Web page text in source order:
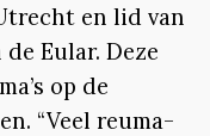
en lid van
Eular. Deze
op de
“Veel reuma-